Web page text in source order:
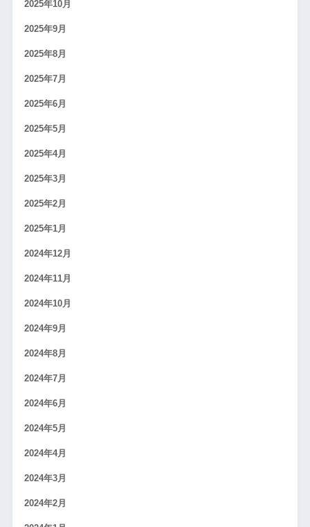
2025年10月
2025年9月
2025年8月
2025年7月
2025年6月
2025年5月
2025年4月
2025年3月
2025年2月
2025年1月
2024年12月
2024年11月
2024年10月
2024年9月
2024年8月
2024年7月
2024年6月
2024年5月
2024年4月
2024年3月
2024年2月